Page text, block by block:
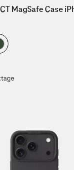
MagSafe Case